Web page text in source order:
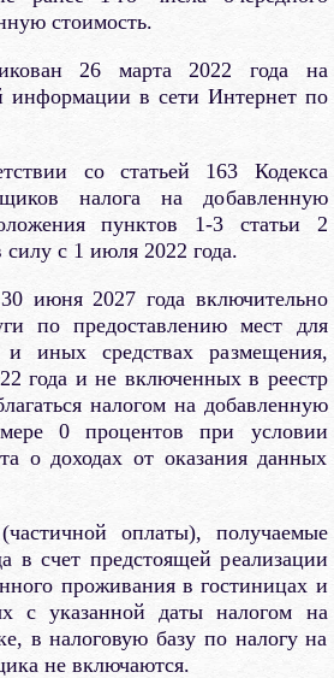
стоимость.
26 марта 2022 года на
информации в сети Интернет по
со статьей 163 Кодекса
налога на добавленную
пунктов 1-3 статьи 2
с 1 июля 2022 года.
июня 2027 года включительно
по предоставлению мест для
иных средствах размещения,
года и не включенных в реестр
налогом на добавленную
0 процентов при условии
о доходах от оказания данных
оплаты), получаемые
в счет предстоящей реализации
проживания в гостиницах и
с указанной даты налогом на
в налоговую базу по налогу на
не включаются.